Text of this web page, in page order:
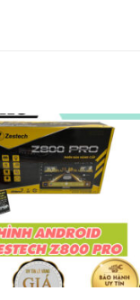
New tại TpHCM